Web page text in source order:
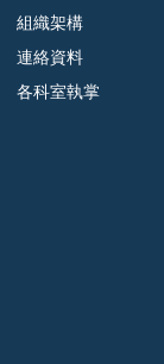
組織架構
連絡資料
各科室執掌